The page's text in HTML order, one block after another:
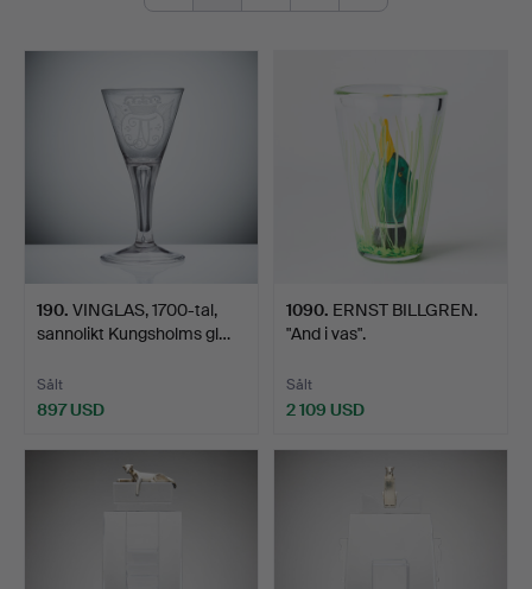
190. VINGLAS, 1700-tal,
sannolikt Kungsholms gl…
Sålt
897 USD
1090. ERNST BILLGREN.
"And i vas".
Sålt
2 109 USD